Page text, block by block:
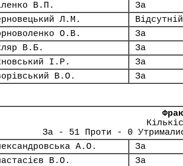
В.П.
За
Л.М.
Відсутній
О.В.
За
В.Б.
За
І.Р.
За
В.О.
За
За - 51 Проти - 0
А.О.
За
В.О.
За